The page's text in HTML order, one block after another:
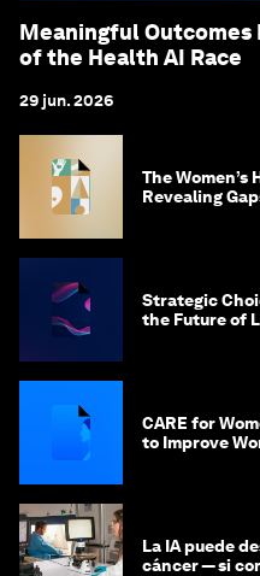
Meaningful
of the Health AI Race
29 jun. 2026
The
Revealing
Strategic
the Future of
CARE for
to Improve
La IA puede
cáncer — si